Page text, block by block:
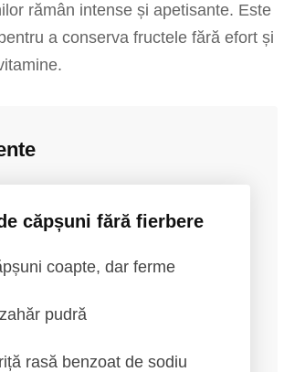
rămân intense și apetisante. Este
a conserva fructele fără efort și
căpșuni fără fierbere
coapte, dar ferme
pudră
rasă benzoat de sodiu